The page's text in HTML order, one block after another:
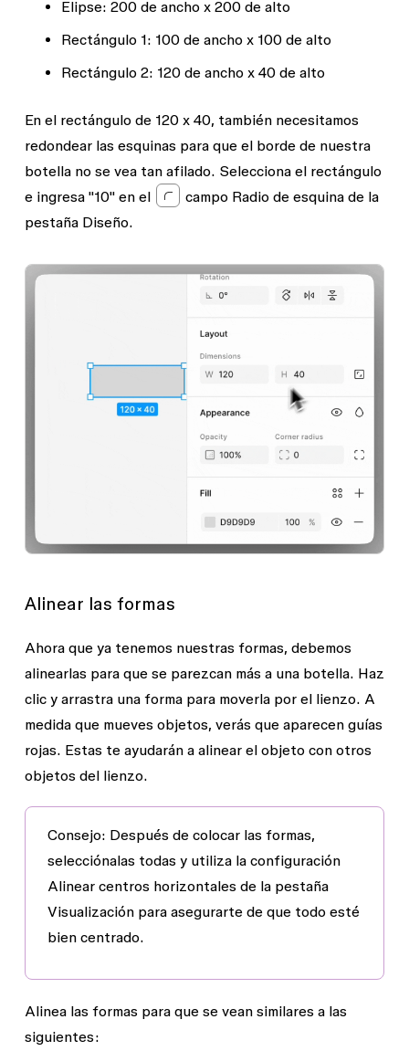
Elipse: 200 de ancho x 200 de alto
Rectángulo 1: 100 de ancho x 100 de alto
Rectángulo 2: 120 de ancho x 40 de alto
En el rectángulo de 120 x 40, también necesitamos
redondear las esquinas para que el borde de nuestra
botella no se vea tan afilado. Selecciona el rectángulo
e ingresa "10" en el
campo Radio de esquinade la
pestaña Diseño.
Alinear las formas
Ahora que ya tenemos nuestras formas, debemos
alinearlas para que se parezcan más a una botella. Haz
clic y arrastra una forma para moverla por el lienzo. A
medida que mueves objetos, verás que aparecen guías
rojas. Estas te ayudarán a alinear el objeto con otros
objetos del lienzo.
Consejo: Después de colocar las formas,
selecciónalas todas y utiliza la configuración
Alinear centros horizontalesde la pestaña
Visualizaciónpara asegurarte de que todo esté
bien centrado.
Alinea las formas para que se vean similares a las
siguientes: